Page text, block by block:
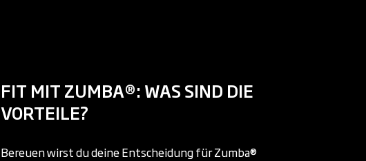
FIT MIT ZUMBA®: WAS SIND DIE
VORTEILE?
Bereuen wirst du deine Entscheidung für Zumba®